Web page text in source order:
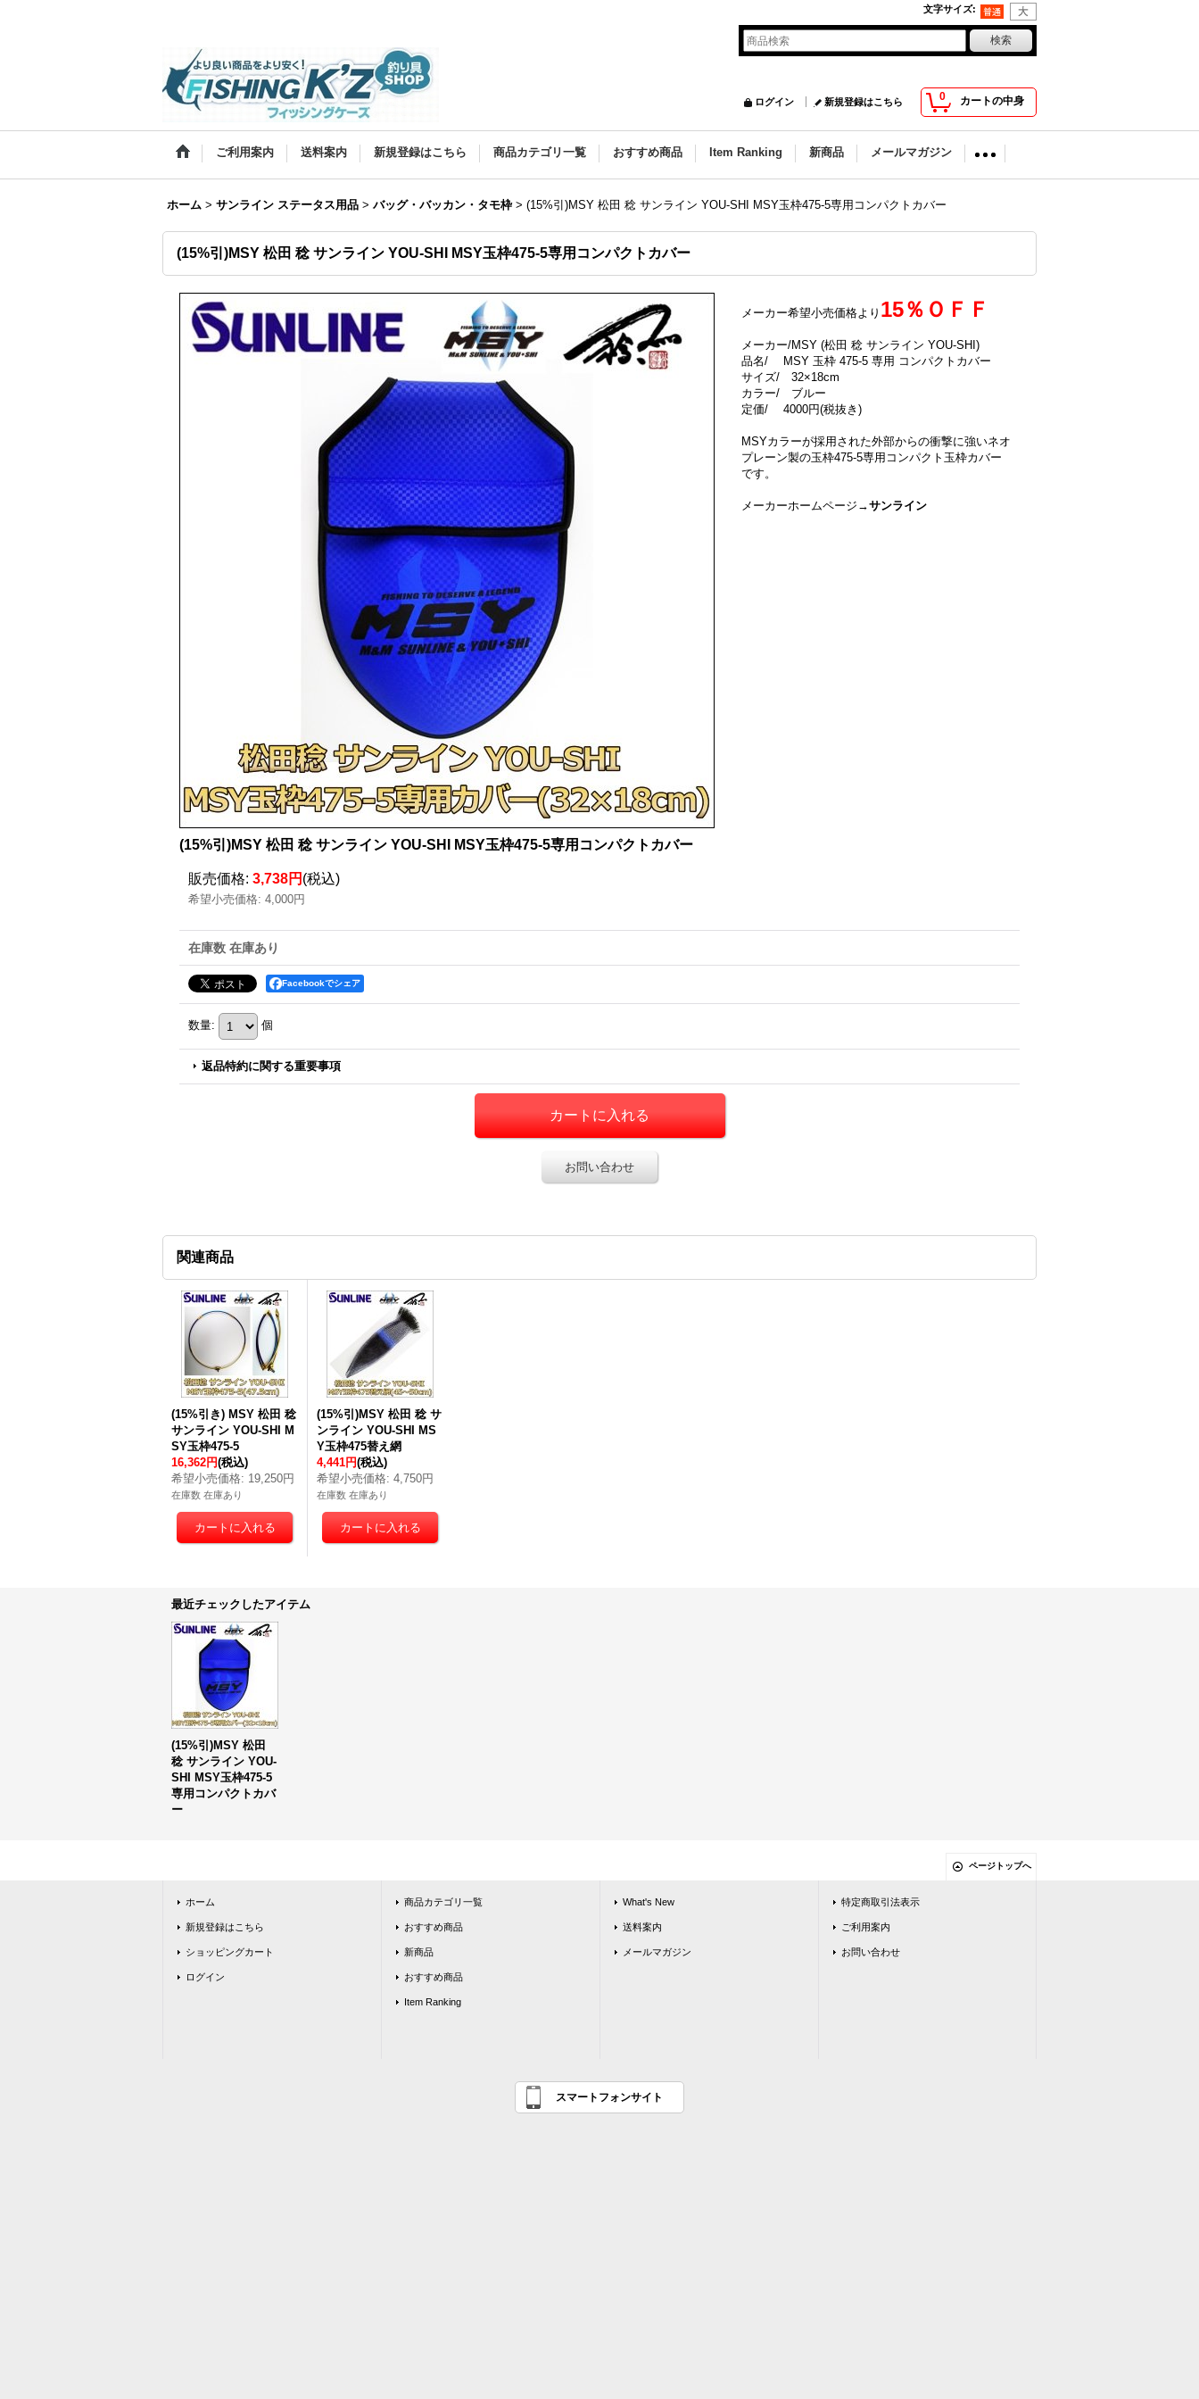
文字サイズ:
0 カートの中身
ログイン 新規登録はこちら
ご利用案内 送料案内 新規登録はこちら 商品カテゴリ一覧 おすすめ商品 Item Ranking 新商品 メールマガジン
ホーム > サンライン ステータス用品 > バッグ・バッカン・タモ枠 > (15%引)MSY 松田 稔 サンライン YOU-SHI MSY玉枠475-5専用コンパクトカバー
(15%引)MSY 松田 稔 サンライン YOU-SHI MSY玉枠475-5専用コンパクトカバー
メーカー希望小売価格より 15％ＯＦＦ
メーカー/MSY (松田 稔 サンライン YOU-SHI)
品名/ MSY 玉枠 475-5 専用 コンパクトカバー
サイズ/ 32×18cm
カラー/ ブルー
定価/ 4000円(税抜き)
MSYカラーが採用された外部からの衝撃に強いネオ
プレーン製の玉枠475-5専用コンパクト玉枠カバー
です。
メーカーホームページ→サンライン
(15%引)MSY 松田 稔 サンライン YOU-SHI MSY玉枠475-5専用コンパクトカバー
販売価格: 3,738円 (税込)
希望小売価格: 4,000円
在庫数 在庫あり
Facebookでシェア
数量: 個
返品特約に関する重要事項
お問い合わせ
関連商品
(15%引き) MSY 松田 稔
サンライン YOU-SHI M
SY玉枠475-5
16,362円(税込)
希望小売価格: 19,250円
在庫数 在庫あり
(15%引)MSY 松田 稔 サ
ンライン YOU-SHI MS
Y玉枠475替え網
4,441円(税込)
希望小売価格: 4,750円
在庫数 在庫あり
最近チェックしたアイテム
(15%引)MSY 松田
稔 サンライン YOU-
SHI MSY玉枠475-5
専用コンパクトカバ
ー
ページトップへ
ホーム
新規登録はこちら
ショッピングカート
ログイン
商品カテゴリ一覧
おすすめ商品
新商品
おすすめ商品
Item Ranking
What's New
送料案内
メールマガジン
特定商取引法表示
ご利用案内
お問い合わせ
スマートフォンサイト